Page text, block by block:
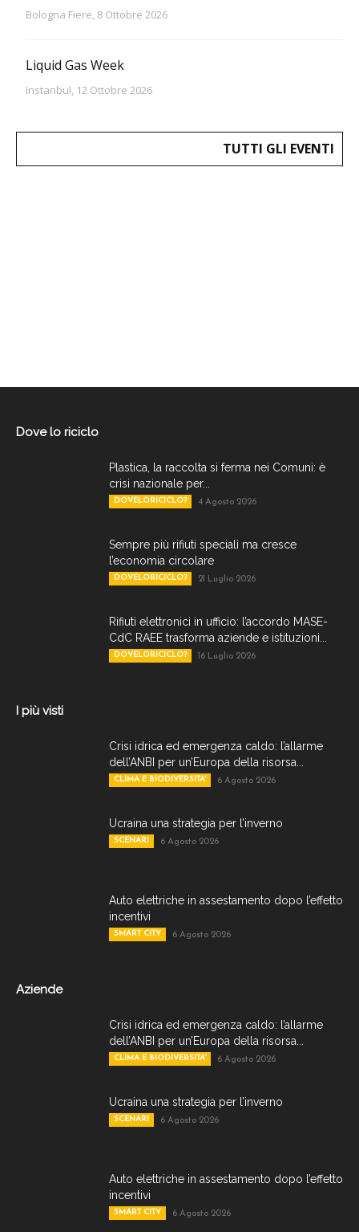
Bologna Fiere, 8 Ottobre 2026
Liquid Gas Week
Instanbul, 12 Ottobre 2026
TUTTI GLI EVENTI
Dove lo riciclo
Plastica, la raccolta si ferma nei Comuni: è
crisi nazionale per...
DOVELORICICLO? 4 Agosto 2026
Sempre più rifiuti speciali ma cresce
l’economia circolare
DOVELORICICLO? 21 Luglio 2026
Rifiuti elettronici in ufficio: l’accordo MASE-
CdC RAEE trasforma aziende e istituzioni...
DOVELORICICLO? 16 Luglio 2026
I più visti
Crisi idrica ed emergenza caldo: l’allarme
dell’ANBI per un’Europa della risorsa...
CLIMA E BIODIVERSITA' 6 Agosto 2026
Ucraina una strategia per l’inverno
SCENARI 6 Agosto 2026
Auto elettriche in assestamento dopo l’effetto
incentivi
SMART CITY 6 Agosto 2026
Aziende
Crisi idrica ed emergenza caldo: l’allarme
dell’ANBI per un’Europa della risorsa...
CLIMA E BIODIVERSITA' 6 Agosto 2026
Ucraina una strategia per l’inverno
SCENARI 6 Agosto 2026
Auto elettriche in assestamento dopo l’effetto
incentivi
SMART CITY 6 Agosto 2026